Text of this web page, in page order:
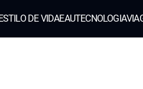
DE VIDAEAUTECNOLOGIA